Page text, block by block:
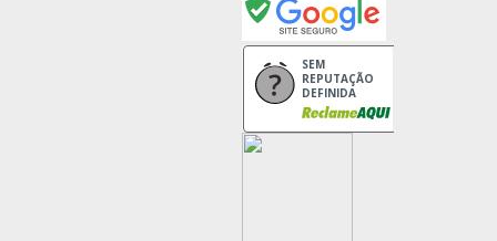
SEM
REPUTAÇÃO
DEFINIDA